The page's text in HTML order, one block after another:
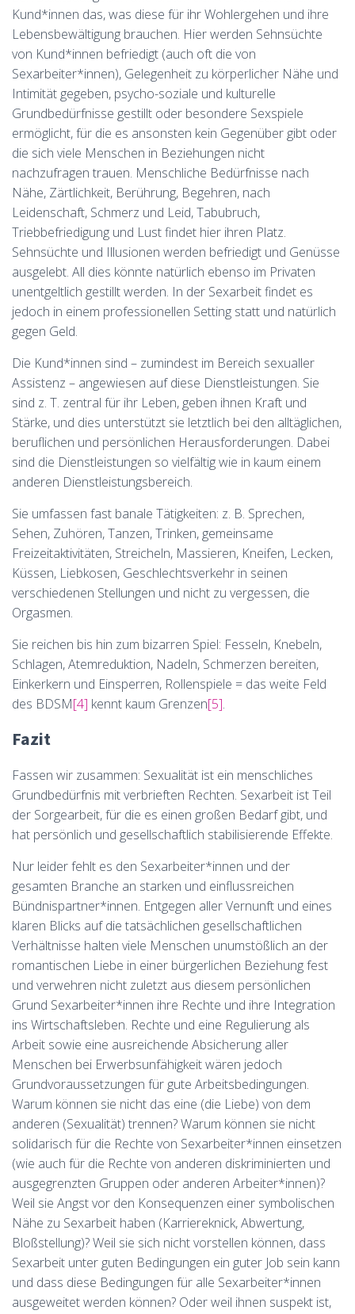
Kund*innen das, was diese für ihr Wohlergehen und ihre
Lebensbewältigung brauchen. Hier werden Sehnsüchte
von Kund*innen befriedigt (auch oft die von
Sexarbeiter*innen), Gelegenheit zu körperlicher Nähe und
Intimität gegeben, psycho-soziale und kulturelle
Grundbedürfnisse gestillt oder besondere Sexspiele
ermöglicht, für die es ansonsten kein Gegenüber gibt oder
die sich viele Menschen in Beziehungen nicht
nachzufragen trauen. Menschliche Bedürfnisse nach
Nähe, Zärtlichkeit, Berührung, Begehren, nach
Leidenschaft, Schmerz und Leid, Tabubruch,
Triebbefriedigung und Lust findet hier ihren Platz.
Sehnsüchte und Illusionen werden befriedigt und Genüsse
ausgelebt. All dies könnte natürlich ebenso im Privaten
unentgeltlich gestillt werden. In der Sexarbeit findet es
jedoch in einem professionellen Setting statt und natürlich
gegen Geld.
Die Kund*innen sind – zumindest im Bereich sexualler
Assistenz – angewiesen auf diese Dienstleistungen. Sie
sind z. T. zentral für ihr Leben, geben ihnen Kraft und
Stärke, und dies unterstützt sie letztlich bei den alltäglichen,
beruflichen und persönlichen Herausforderungen. Dabei
sind die Dienstleistungen so vielfältig wie in kaum einem
anderen Dienstleistungsbereich.
Sie umfassen fast banale Tätigkeiten: z. B. Sprechen,
Sehen, Zuhören, Tanzen, Trinken, gemeinsame
Freizeitaktivitäten, Streicheln, Massieren, Kneifen, Lecken,
Küssen, Liebkosen, Geschlechtsverkehr in seinen
verschiedenen Stellungen und nicht zu vergessen, die
Orgasmen.
Sie reichen bis hin zum bizarren Spiel: Fesseln, Knebeln,
Schlagen, Atemreduktion, Nadeln, Schmerzen bereiten,
Einkerkern und Einsperren, Rollenspiele = das weite Feld
des BDSM[4] kennt kaum Grenzen[5].
Fazit
Fassen wir zusammen: Sexualität ist ein menschliches
Grundbedürfnis mit verbrieften Rechten. Sexarbeit ist Teil
der Sorgearbeit, für die es einen großen Bedarf gibt, und
hat persönlich und gesellschaftlich stabilisierende Effekte.
Nur leider fehlt es den Sexarbeiter*innen und der
gesamten Branche an starken und einflussreichen
Bündnispartner*innen. Entgegen aller Vernunft und eines
klaren Blicks auf die tatsächlichen gesellschaftlichen
Verhältnisse halten viele Menschen unumstößlich an der
romantischen Liebe in einer bürgerlichen Beziehung fest
und verwehren nicht zuletzt aus diesem persönlichen
Grund Sexarbeiter*innen ihre Rechte und ihre Integration
ins Wirtschaftsleben. Rechte und eine Regulierung als
Arbeit sowie eine ausreichende Absicherung aller
Menschen bei Erwerbsunfähigkeit wären jedoch
Grundvoraussetzungen für gute Arbeitsbedingungen.
Warum können sie nicht das eine (die Liebe) von dem
anderen (Sexualität) trennen? Warum können sie nicht
solidarisch für die Rechte von Sexarbeiter*innen einsetzen
(wie auch für die Rechte von anderen diskriminierten und
ausgegrenzten Gruppen oder anderen Arbeiter*innen)?
Weil sie Angst vor den Konsequenzen einer symbolischen
Nähe zu Sexarbeit haben (Karriereknick, Abwertung,
Bloßstellung)? Weil sie sich nicht vorstellen können, dass
Sexarbeit unter guten Bedingungen ein guter Job sein kann
und dass diese Bedingungen für alle Sexarbeiter*innen
ausgeweitet werden können? Oder weil ihnen suspekt ist,